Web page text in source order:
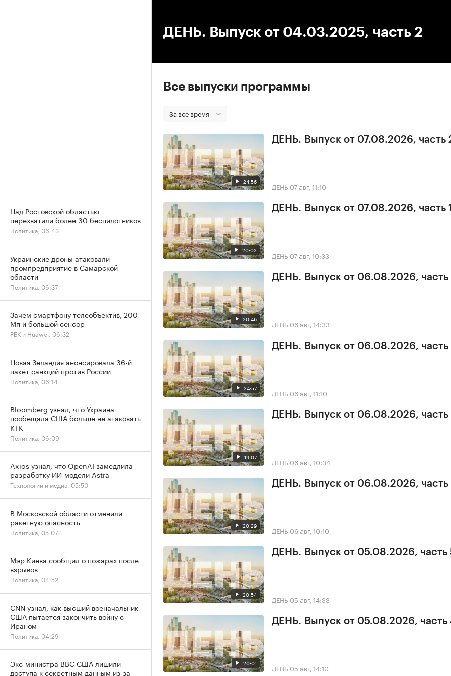
ДЕНЬ. Выпуск от 04.03.2025, часть 2
Все выпуски программы
За все время
24:56
ДЕНЬ. Выпуск от 07.08.2026, часть
ДЕНЬ 07 авг, 11:10
20:02
ДЕНЬ. Выпуск от 07.08.2026, часть 1
ДЕНЬ 07 авг, 10:33
20:46
ДЕНЬ. Выпуск от 06.08.2026, часть
ДЕНЬ 06 авг, 14:33
24:57
ДЕНЬ. Выпуск от 06.08.2026, часть
ДЕНЬ 06 авг, 11:10
19:07
ДЕНЬ. Выпуск от 06.08.2026, часть
ДЕНЬ 06 авг, 10:34
20:29
ДЕНЬ. Выпуск от 06.08.2026, часть
ДЕНЬ 06 авг, 10:10
20:54
ДЕНЬ. Выпуск от 05.08.2026, часть
ДЕНЬ 05 авг, 14:33
20:01
ДЕНЬ. Выпуск от 05.08.2026, часть
ДЕНЬ 05 авг, 14:10
Над Ростовской областью
перехватили более 30 беспилотников
Политика, 06:43
Украинские дроны атаковали
промпредприятие в Самарской
области
Политика, 06:37
Зачем смартфону телеобъектив, 200
Мп и большой сенсор
РБК и Huawei, 06:32
Новая Зеландия анонсировала 36-й
пакет санкций против России
Политика, 06:14
Bloomberg узнал, что Украина
пообещала США больше не атаковать
КТК
Политика, 06:09
Axios узнал, что OpenAI замедлила
разработку ИИ-модели Astra
Технологии и медиа, 05:50
В Московской области отменили
ракетную опасность
Политика, 05:07
Мэр Киева сообщил о пожарах после
взрывов
Политика, 04:52
CNN узнал, как высший военачальник
США пытается закончить войну с
Ираном
Политика, 04:29
Экс-министра ВВС США лишили
доступа к секретным данным из-за